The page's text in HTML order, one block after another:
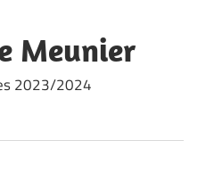
Meunier
2023/2024